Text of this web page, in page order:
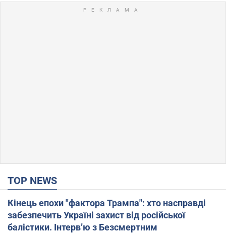
TOP NEWS
Кінець епохи "фактора Трампа": хто насправді
забезпечить Україні захист від російської
балістики. Інтерв’ю з Безсмертним